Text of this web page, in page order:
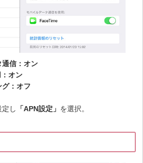
通信：オン
オン
：オフ
し 「APN設定」 を選択。